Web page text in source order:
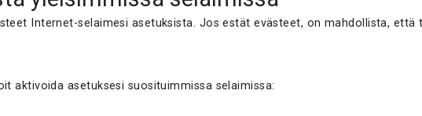
Internet-selaimesi asetuksista. Jos estät evästeet, on mahdollista, että
aktivoida asetuksesi suosituimmissa selaimissa: